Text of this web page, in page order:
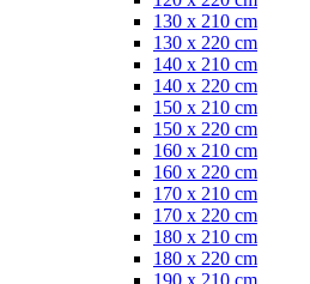
130 x 210 cm
130 x 220 cm
140 x 210 cm
140 x 220 cm
150 x 210 cm
150 x 220 cm
160 x 210 cm
160 x 220 cm
170 x 210 cm
170 x 220 cm
180 x 210 cm
180 x 220 cm
190 x 210 cm